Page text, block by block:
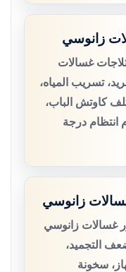
زانوسي
غسالات
تسريب المياه،
كاوتش الباب،
انتظام درجة
زانوسي
غسالات زانوسي
التجميد،
سخونة